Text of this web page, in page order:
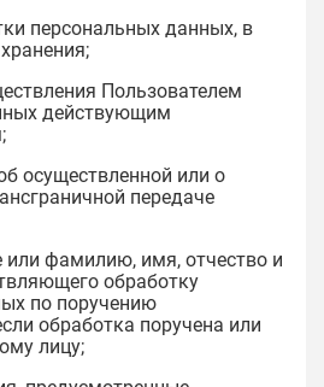
персональных данных, в
Пользователем
действующим
осуществленной или о
передаче
фамилию, имя, отчество и
обработку
по поручению
обработка поручена или
лицу;